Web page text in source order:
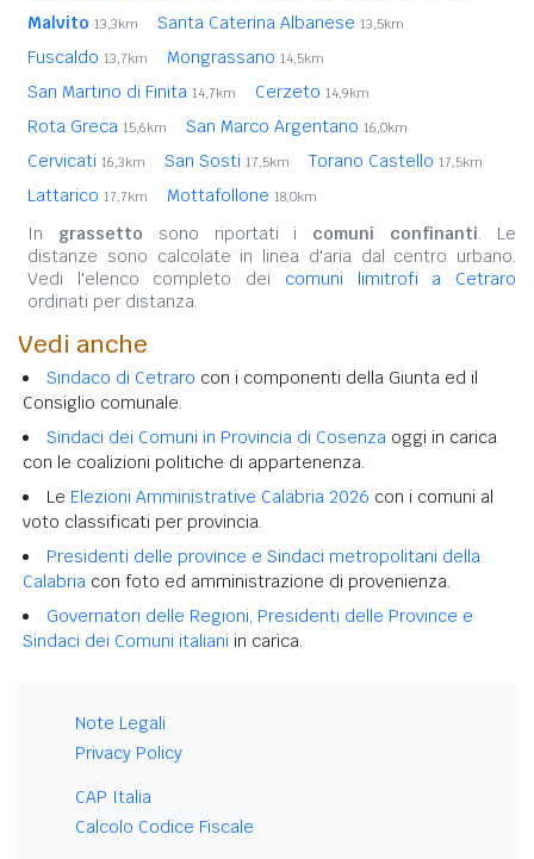
Malvito 13,3km Santa Caterina Albanese 13,5km
Fuscaldo 13,7km Mongrassano 14,5km
San Martino di Finita 14,7km Cerzeto 14,9km
Rota Greca 15,6km San Marco Argentano 16,0km
Cervicati 16,3km San Sosti 17,5km Torano Castello 17,5km
Lattarico 17,7km Mottafollone 18,0km
In grassetto sono riportati i comuni confinanti. Le
distanze sono calcolate in linea d'aria dal centro urbano.
Vedi l'elenco completo dei comuni limitrofi a Cetraro
ordinati per distanza.
Vedi anche
Sindaco di Cetraro con i componenti della Giunta ed il
Consiglio comunale.
Sindaci dei Comuni in Provincia di Cosenza oggi in carica
con le coalizioni politiche di appartenenza.
Le Elezioni Amministrative Calabria 2026 con i comuni al
voto classificati per provincia.
Presidenti delle province e Sindaci metropolitani della
Calabria con foto ed amministrazione di provenienza.
Governatori delle Regioni, Presidenti delle Province e
Sindaci dei Comuni italiani in carica.
Note Legali
Privacy Policy
CAP Italia
Calcolo Codice Fiscale